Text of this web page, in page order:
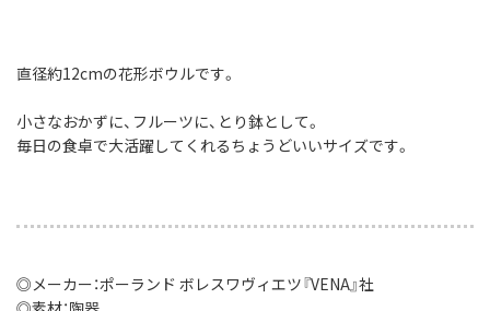
直径約12cmの花形ボウルです。
小さなおかずに、フルーツに、とり鉢として。
毎日の食卓で大活躍してくれるちょうどいいサイズです。
◎メーカー：ポーランド ボレスワヴィエツ『VENA』社